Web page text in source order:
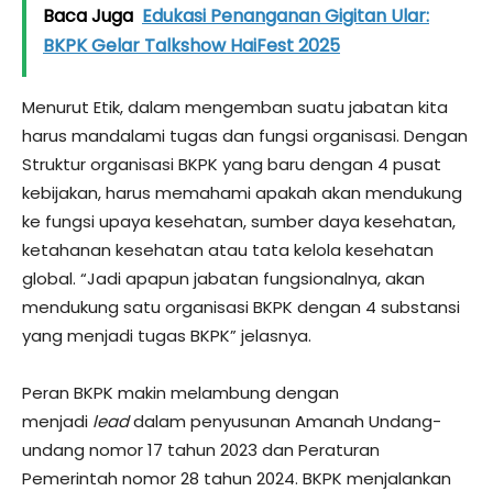
Baca Juga Edukasi Penanganan Gigitan Ular:
BKPK Gelar Talkshow HaiFest 2025
Menurut Etik, dalam mengemban suatu jabatan kita
harus mandalami tugas dan fungsi organisasi. Dengan
Struktur organisasi BKPK yang baru dengan 4 pusat
kebijakan, harus memahami apakah akan mendukung
ke fungsi upaya kesehatan, sumber daya kesehatan,
ketahanan kesehatan atau tata kelola kesehatan
global. “Jadi apapun jabatan fungsionalnya, akan
mendukung satu organisasi BKPK dengan 4 substansi
yang menjadi tugas BKPK” jelasnya.
Peran BKPK makin melambung dengan
menjadi leaddalam penyusunan Amanah Undang-
undang nomor 17 tahun 2023 dan Peraturan
Pemerintah nomor 28 tahun 2024. BKPK menjalankan